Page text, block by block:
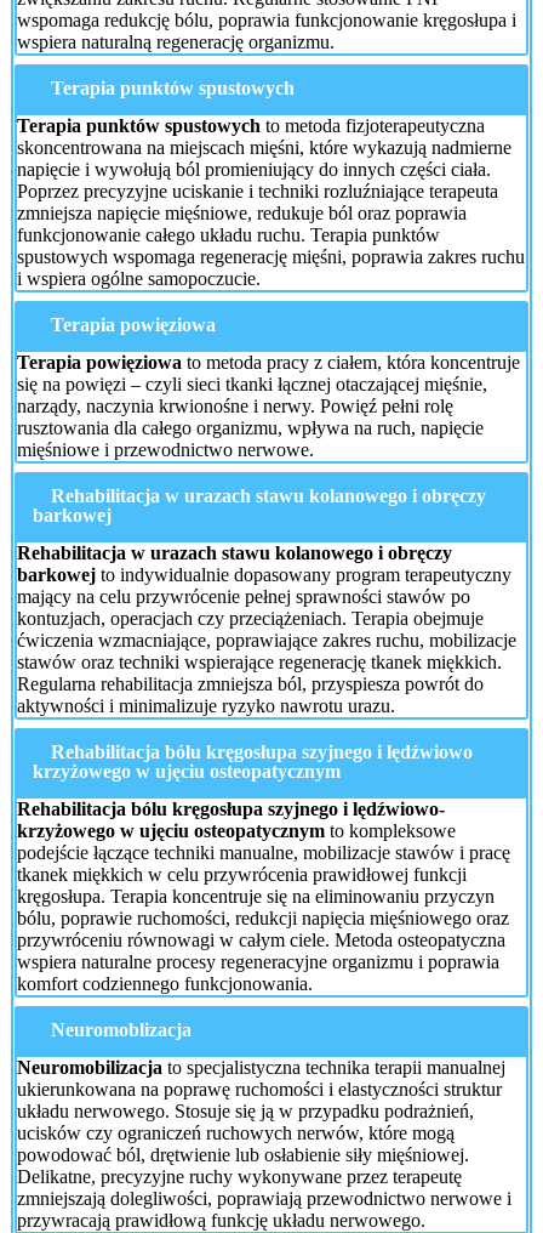
wspomaga redukcję bólu, poprawia funkcjonowanie kręgosłupa i
wspiera naturalną regenerację organizmu.
Terapia punktów spustowych
Terapia punktów spustowych to metoda fizjoterapeutyczna
skoncentrowana na miejscach mięśni, które wykazują nadmierne
napięcie i wywołują ból promieniujący do innych części ciała.
Poprzez precyzyjne uciskanie i techniki rozluźniające terapeuta
zmniejsza napięcie mięśniowe, redukuje ból oraz poprawia
funkcjonowanie całego układu ruchu. Terapia punktów
spustowych wspomaga regenerację mięśni, poprawia zakres ruchu
i wspiera ogólne samopoczucie.
Terapia powięziowa
Terapia powięziowa to metoda pracy z ciałem, która koncentruje
się na powięzi – czyli sieci tkanki łącznej otaczającej mięśnie,
narządy, naczynia krwionośne i nerwy. Powięź pełni rolę
rusztowania dla całego organizmu, wpływa na ruch, napięcie
mięśniowe i przewodnictwo nerwowe.
Rehabilitacja w urazach stawu kolanowego i obręczy
barkowej
Rehabilitacja w urazach stawu kolanowego i obręczy
barkowej to indywidualnie dopasowany program terapeutyczny
mający na celu przywrócenie pełnej sprawności stawów po
kontuzjach, operacjach czy przeciążeniach. Terapia obejmuje
ćwiczenia wzmacniające, poprawiające zakres ruchu, mobilizacje
stawów oraz techniki wspierające regenerację tkanek miękkich.
Regularna rehabilitacja zmniejsza ból, przyspiesza powrót do
aktywności i minimalizuje ryzyko nawrotu urazu.
Rehabilitacja bólu kręgosłupa szyjnego i lędźwiowo
krzyżowego w ujęciu osteopatycznym
Rehabilitacja bólu kręgosłupa szyjnego i lędźwiowo-
krzyżowego w ujęciu osteopatycznym to kompleksowe
podejście łączące techniki manualne, mobilizacje stawów i pracę
tkanek miękkich w celu przywrócenia prawidłowej funkcji
kręgosłupa. Terapia koncentruje się na eliminowaniu przyczyn
bólu, poprawie ruchomości, redukcji napięcia mięśniowego oraz
przywróceniu równowagi w całym ciele. Metoda osteopatyczna
wspiera naturalne procesy regeneracyjne organizmu i poprawia
komfort codziennego funkcjonowania.
Neuromoblizacja
Neuromobilizacja to specjalistyczna technika terapii manualnej
ukierunkowana na poprawę ruchomości i elastyczności struktur
układu nerwowego. Stosuje się ją w przypadku podrażnień,
ucisków czy ograniczeń ruchowych nerwów, które mogą
powodować ból, drętwienie lub osłabienie siły mięśniowej.
Delikatne, precyzyjne ruchy wykonywane przez terapeutę
zmniejszają dolegliwości, poprawiają przewodnictwo nerwowe i
przywracają prawidłową funkcję układu nerwowego.